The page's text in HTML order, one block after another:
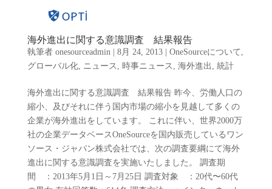
海外進出に関する意識調査 結果報告
執筆者 onesourceadmin| 8月 24, 2013| OneSourceについて ,
グローバル化, ニュース , 時事ニュース , 海外進出 , 統計
海外進出に関する意識調査 結果報告 昨今、労働人口の
縮小、及びそれに伴う国内市場の縮小を見越して多くの
企業が海外進出をしています。 これに伴い、世界2000万
社の企業データベースOneSourceを国内販売しているワン
ソース・ジャパン株式会社では、次の調査要綱にて海外
進出に関する意識調査を実施いたしました。 調査期
間 ：2013年5月1日～7月25日 調査対象 ：20代〜60代